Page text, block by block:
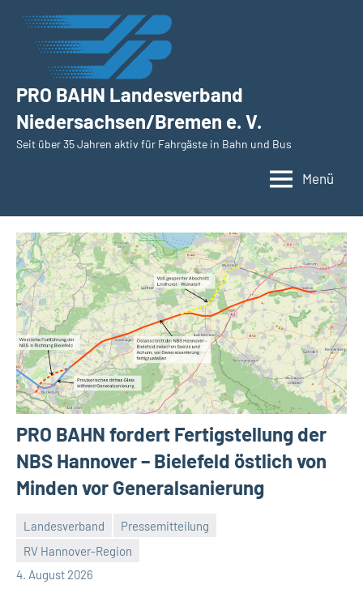
Inhalt
springen
PRO BAHN Landesverband
Niedersachsen/Bremen e. V.
Seit über 35 Jahren aktiv für Fahrgäste in Bahn und Bus
Menü
PRO BAHN fordert Fertigstellung der
NBS Hannover – Bielefeld östlich von
Minden vor Generalsanierung
Landesverband
Pressemitteilung
RV Hannover-Region
4. August 2026
Malte
Diehl
Keine
Kommentare